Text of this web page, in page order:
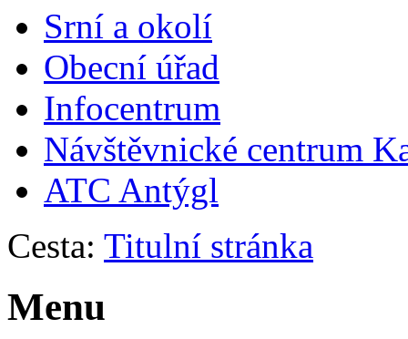
Srní a okolí
Obecní úřad
Infocentrum
Návštěvnické centrum
ATC Antýgl
Cesta: Titulní stránka
Menu